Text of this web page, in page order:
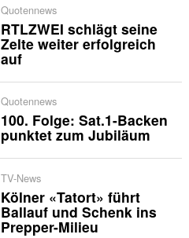
Quotennews
RTLZWEI schlägt seine
Zelte weiter erfolgreich
auf
Quotennews
100. Folge: Sat.1-Backen
punktet zum Jubiläum
TV-News
Kölner «Tatort» führt
Ballauf und Schenk ins
Prepper-Milieu